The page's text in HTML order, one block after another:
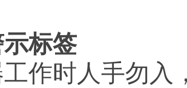
标签
作时人手勿入